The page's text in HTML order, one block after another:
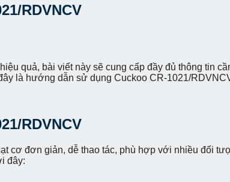
RDVNCV
hiệu quả, bài viết này sẽ cung cấp đầy đủ thông tin
là hướng dẫn sử dụng Cuckoo CR-1021/
RDVNCV
cơ đơn giản, dễ thao tác, phù hợp với nhiều đối
đây: